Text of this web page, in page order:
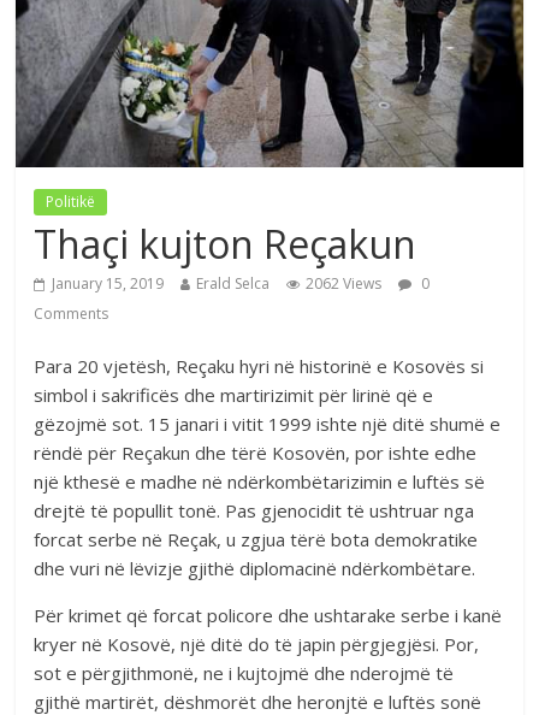
Politikë
Thaçi kujton Reçakun
January 15, 2019 Erald Selca 2062 Views
0
Comments
Para 20 vjetësh, Reçaku hyri në historinë e Kosovës si
simbol i sakrificës dhe martirizimit për lirinë që e
gëzojmë sot. 15 janari i vitit 1999 ishte një ditë shumë e
rëndë për Reçakun dhe tërë Kosovën, por ishte edhe
një kthesë e madhe në ndërkombëtarizimin e luftës së
drejtë të popullit tonë. Pas gjenocidit të ushtruar nga
forcat serbe në Reçak, u zgjua tërë bota demokratike
dhe vuri në lëvizje gjithë diplomacinë ndërkombëtare.
Për krimet që forcat policore dhe ushtarake serbe i kanë
kryer në Kosovë, një ditë do të japin përgjegjësi. Por,
sot e përgjithmonë, ne i kujtojmë dhe nderojmë të
gjithë martirët, dëshmorët dhe heronjtë e luftës sonë